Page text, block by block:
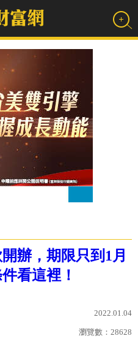
辦，期限只到1月
看這裡！
2022.01.04
瀏覽數： 28628